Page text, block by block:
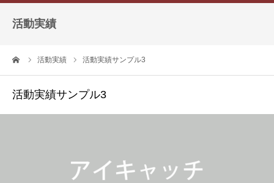
活動実績
活動実績 活動実績サンプル3
活動実績サンプル3